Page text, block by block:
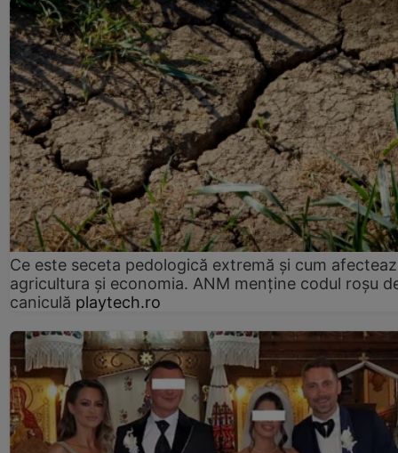
Ce este seceta pedologică extremă și cum
agricultura și economia. ANM menține codul roșu
caniculă playtech.ro